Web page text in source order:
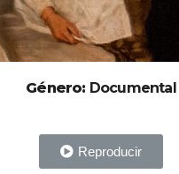
Género: Documental
Reproducir